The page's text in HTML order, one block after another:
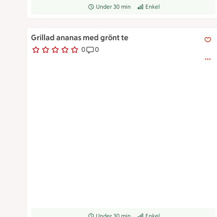
Receptet tar Under 30 min att tillaga
Under 30 min Receptet har Enkel
Enkel
Grillad ananas med grönt te
0
0 personer har röstatReceptet har 0 kommentarer
0
Grillad ananas med grönt te